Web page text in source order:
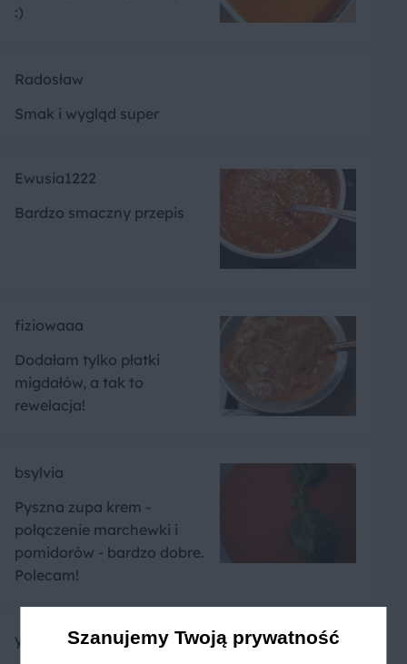
:)
Radosław
Smak i wygląd super
Ewusia1222
Bardzo smaczny przepis
fiziowaaa
Dodałam tylko płatki
migdałów, a tak to
rewelacja!
bsylvia
Pyszna zupa krem -
połączenie marchewki i
pomidorów - bardzo dobre.
Polecam!
yummyyumSzanujemy Twoją prywatność